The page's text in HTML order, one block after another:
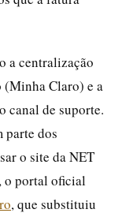
a centralização
Claro) e a
canal de suporte.
parte dos
o site da NET
o portal oficial
, que substituiu